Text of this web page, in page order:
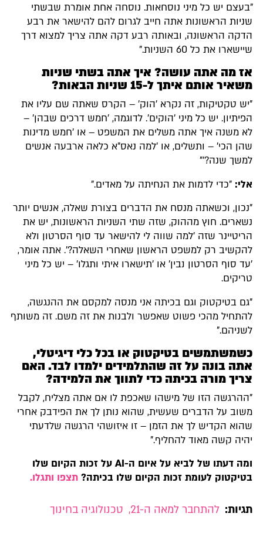
"בעצם יש כל מיני נוסחאות. נוסחה אחת אומרת שבשתי
שניות הראשונות אתה חייב לגרום להם להישאר את רבע
הדקה הראשונה, ובאותה רבע דקה אתה צריך למצוא דרך
שיישארו את כל 60 השניות."
אז מה אתה עושה? איך אתה בשתי שניות
משאיר אותם איתך ל-15 שניות הבאות?
"יש טקטיקות, זה נקרא 'הוק' – הקרס שאתה שם עליו את
הפיתיון. יש כל מיני 'הוקים'. לדוגמה, 'חמש דרכים שבהן' –
לא משנה איך אתה משלים את המשפט – או 'חמש מדינות
שהן הכי' – ותשלים, או 'למה נאס"א כלאה ארבעה אנשים
למשך שנה?'"
אלי: "כדי לדמות את הנחיתה על מאדים."
"נכון, וכשאתה מנסח את הדברים בצורת שאלה, אנשים יותר
נשארים. חוץ מההוק, שזה שתי השניות הראשונות, יש את
הריטיינר שזה 'למה שווה לי להישאר עד סוף הסרטון ולא
להקשיב רק למשפט הראשון שאחרי השאלה?'. אתה אומר,
'עד סוף הסרטון נבין' או 'תישארו איתי ותגלו' – יש כל מיני
טריקים.
"גם בטיקטוק וגם בכיתה אני מנסה למקסם את ההנגשה,
להתחיל מהכי פשוט שאפשר ולבנות את זה משם. זה משותף
לשניהם."
כשמשתמשים בטיקטוק או בכל כלי דיגיטלי,
אתה בונה על זה שהתלמידים ילמדו לבד. האם
צריך מורה בכיתה כדי לתווך את הלמידה?
"ההרגשה הזו של מישהו שאכפת לו אם אתה מצליח, לקבל
משוב על הדברים שעשית, שהוא נותן לך את הפידבק אחרי
שהוא הקדיש לך את הזמן – זו איזושהי הרגשה שלדעתי
יהיה קשה מאוד להחליף."
ומה דעתו של לביא על איום ה-AI על זכות הקיום שלו
בטיקטוק לעומת זכות הקיום שלו בכיתה? תצפו ותגלו.
תגיות: להתחבר למאה ה-21 , טכנולוגיה בחינוך